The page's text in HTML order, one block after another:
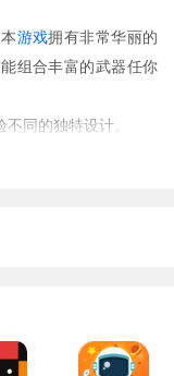
游戏拥有非常华丽的
组合丰富的武器任你
同的独特设计。
找的新的改善方式能
的游戏世界。
你的冒险。
杀猪。